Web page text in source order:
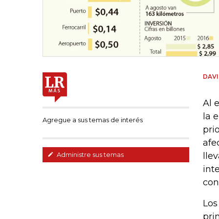
Agregue a sus temas de interés
Administre sus temas
Al
la